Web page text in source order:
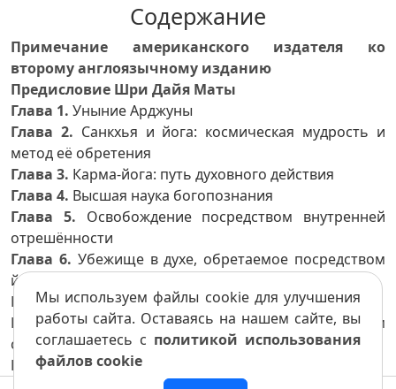
Содержание
Примечание американского издателя ко
второму англоязычному изданию
Предисловие Шри Дайя Маты
Глава 1. Уныние Арджуны
Глава 2. Санкхья и йога: космическая мудрость и
метод её обретения
Глава 3. Карма-йога: путь духовного действия
Глава 4. Высшая наука богопознания
Глава 5. Освобождение посредством внутренней
отрешённости
Глава 6. Убежище в духе, обретаемое посредством
йогической медитации
Глава 7.Природа Духа и дух природы
Глава 8.Вечный Абсолют, неподвластный циклам
сотворения и разрушения мира
Глава 9.Царственное знание, царственная тайна
Мы используем файлы cookie для улучшения
работы сайта. Оставаясь на нашем сайте, вы
соглашаетесь с политикой использования
файлов cookie